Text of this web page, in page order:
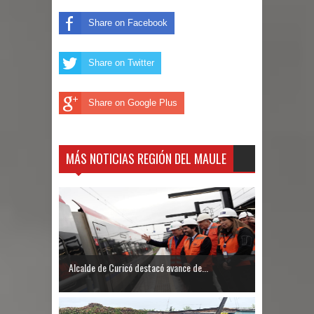
Share on Facebook
Share on Twitter
Share on Google Plus
MÁS NOTICIAS REGIÓN DEL MAULE
Alcalde de Curicó destacó avance de...